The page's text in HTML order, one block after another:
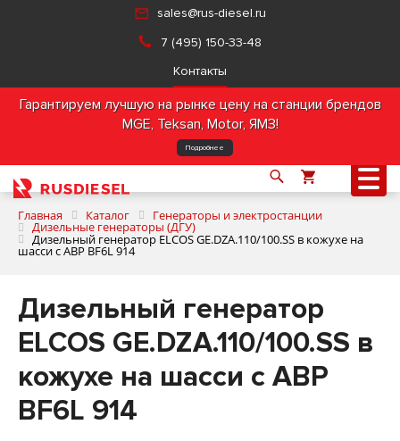
sales@rus-diesel.ru
7 (495) 150-33-48
Контакты
Гарантируем лучшую на рынке цену на станции брендов
MGE, Teksan, Motor, ЯМЗ!
Подробнее
Продукция
Клиентам
Главная Каталог Генераторы и электростанции
Дизельные генераторы (ДГУ)
Дизельный генератор ELCOS GE.DZA.110/100.SS в кожухе на
шасси с АВР BF6L 914
Дизельный генератор
ELCOS GE.DZA.110/100.SS в
кожухе на шасси с АВР
BF6L 914